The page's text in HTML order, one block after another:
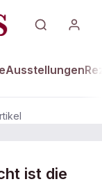
Ausstellungen
ist die